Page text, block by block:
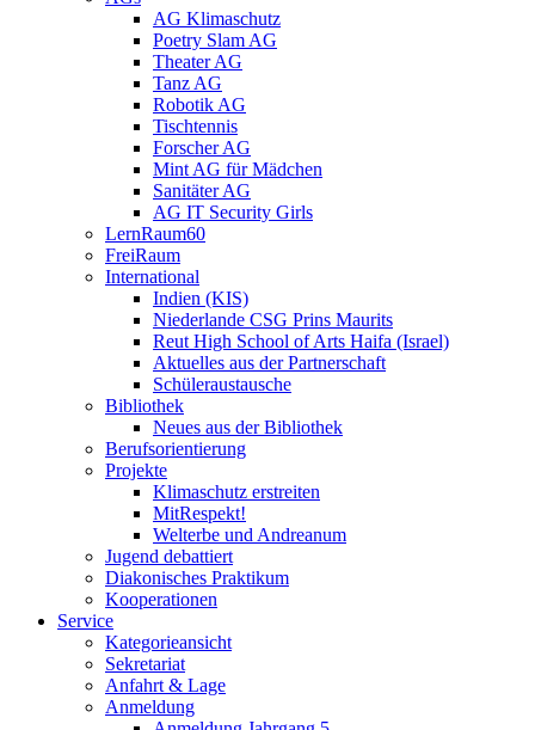
AG Klimaschutz
Poetry Slam AG
Theater AG
Tanz AG
Robotik AG
Tischtennis
Forscher AG
Mint AG für Mädchen
Sanitäter AG
AG IT Security Girls
LernRaum60
FreiRaum
International
Indien (KIS)
Niederlande CSG Prins Maurits
Reut High School of Arts Haifa (Israel)
Aktuelles aus der Partnerschaft
Schüleraustausche
Bibliothek
Neues aus der Bibliothek
Berufsorientierung
Projekte
Klimaschutz erstreiten
MitRespekt!
Welterbe und Andreanum
Jugend debattiert
Diakonisches Praktikum
Kooperationen
Service
Kategorieansicht
Sekretariat
Anfahrt & Lage
Anmeldung